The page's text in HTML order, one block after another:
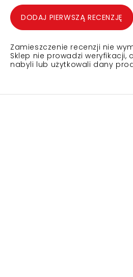
DODAJ PIERWSZĄ RECENZJĘ
Zamieszczenie recenzji nie
Sklep nie prowadzi weryfikacji,
nabyli lub użytkowali dany